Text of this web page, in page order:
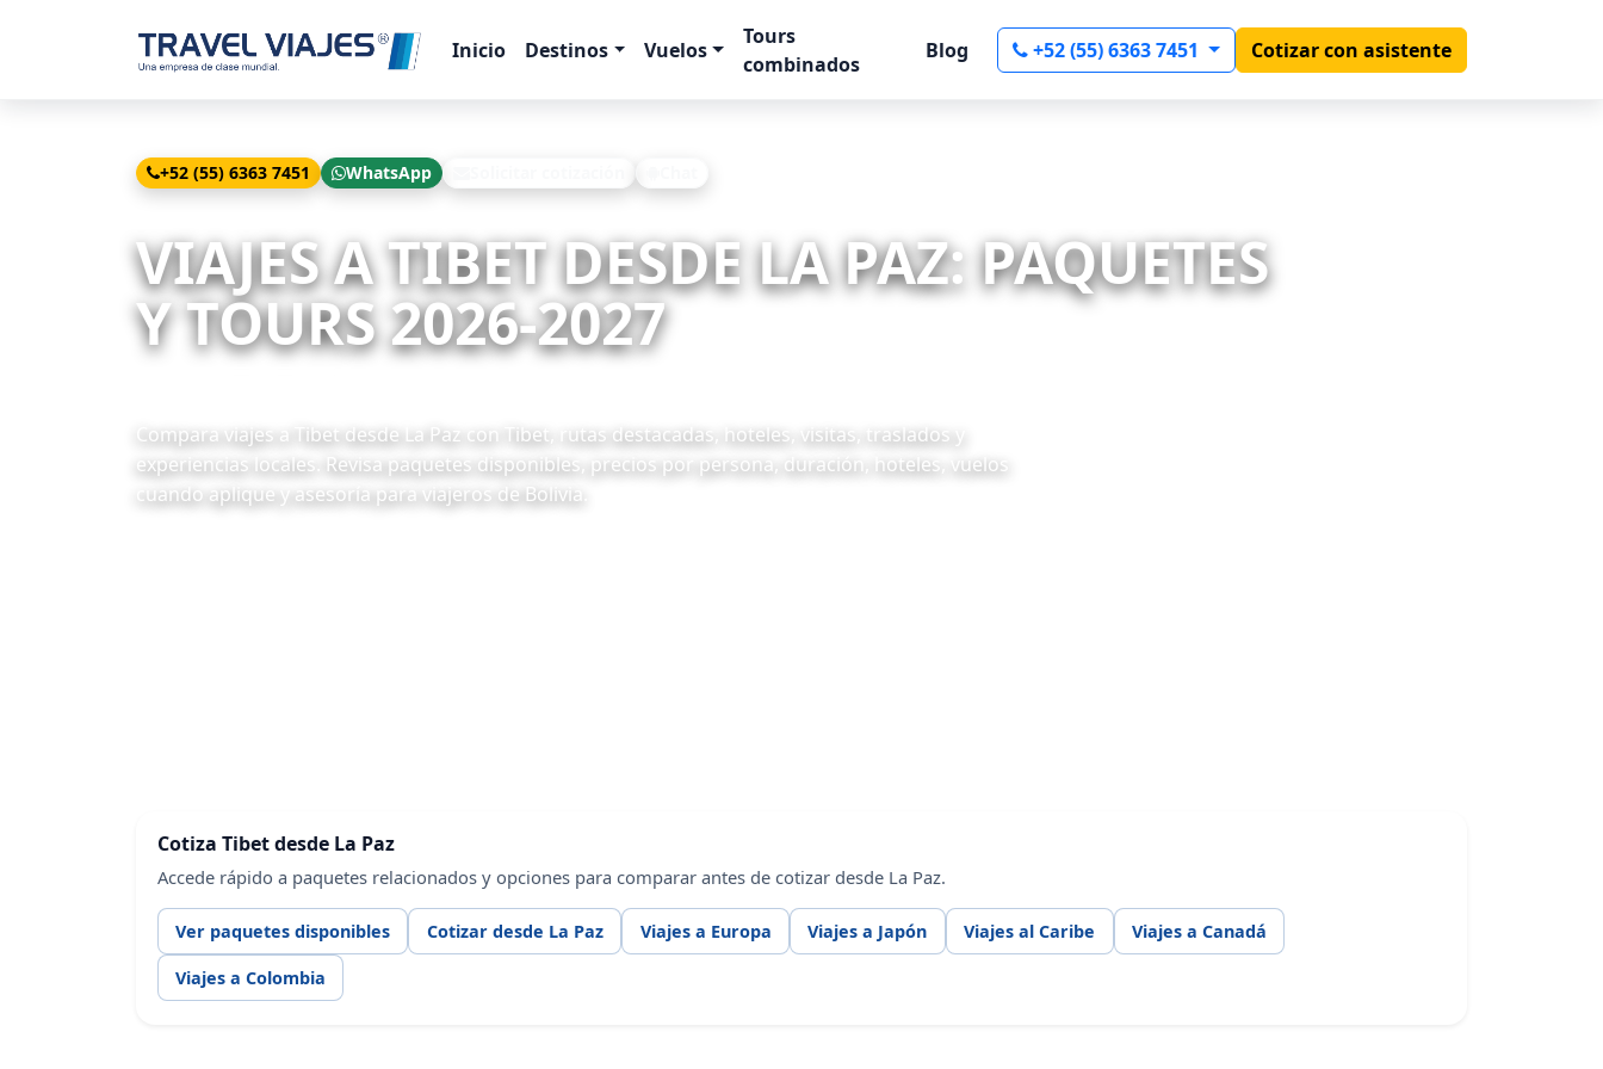
Inicio Destinos Vuelos
Tours
combinados
Blog +52 (55) 6363 7451 Cotizar con asistente
+52 (55) 6363 7451 WhatsApp
VIAJES A TIBET DESDE LA PAZ: PAQUETES
Y TOURS 2026-2027
Compara viajes a Tibet desde La Paz con Tibet, rutas destacadas, hoteles, visitas, traslados y
experiencias locales. Revisa paquetes disponibles, precios por persona, duración, hoteles, vuelos
cuando aplique y asesoría para viajeros de Bolivia.
Cotiza Tibet desde La Paz
Accede rápido a paquetes relacionados y opciones para comparar antes de cotizar desde La Paz.
Ver paquetes disponibles Cotizar desde La Paz Viajes a Europa Viajes a Japón Viajes al Caribe Viajes a Canadá
Viajes a Colombia